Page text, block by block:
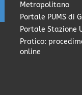
Metropolitano
Portale PUMS di
Portale Stazione
Pratico:
online